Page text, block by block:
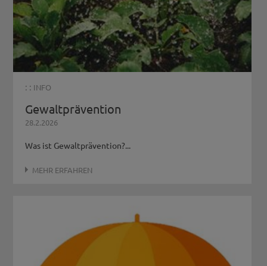
: : INFO
Gewaltprävention
28.2.2026
Was ist Gewaltprävention?...
MEHR ERFAHREN